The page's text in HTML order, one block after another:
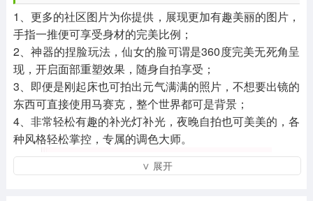
1、更多的社区图片为你提供，展现更加有趣美丽的图片，
手指一推便可享受身材的完美比例；
2、神器的捏脸玩法，仙女的脸可谓是360度完美无死角呈
现，开启面部重塑效果，随身自拍享受；
3、即便是刚起床也可拍出元气满满的照片，不想要出镜的
东西可直接使用马赛克，整个世界都可是背景；
4、非常轻松有趣的补光灯补光，夜晚自拍也可美美的，各
种风格轻松掌控，专属的调色大师。
∨ 展开